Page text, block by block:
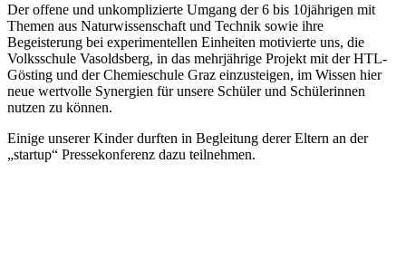
Der offene und unkomplizierte Umgang der 6 bis 10jährigen mit
Themen aus Naturwissenschaft und Technik sowie ihre
Begeisterung bei experimentellen Einheiten motivierte uns, die
Volksschule Vasoldsberg, in das mehrjährige Projekt mit der HTL-
Gösting und der Chemieschule Graz einzusteigen, im Wissen hier
neue wertvolle Synergien für unsere Schüler und Schülerinnen
nutzen zu können.
Einige unserer Kinder durften in Begleitung derer Eltern an der
„startup“ Pressekonferenz dazu teilnehmen.